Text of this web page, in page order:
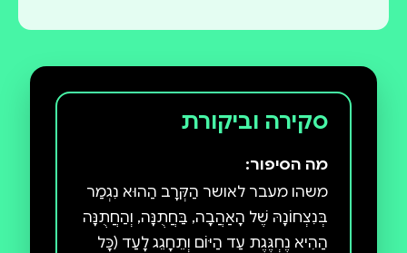
סקירה וביקורת
מה הסיפור:
משהו מעבר לאושר הַקְּרָב הַהוּא נִגְמַר
בְּנִצְחוֹנָהּ שֶׁל הָאַהֲבָה, בַּחֲתֻנָּה, וְהַחֲתֻנָּה
הַהִיא נֶחְגֶּגֶת עַד הַיּוֹם וְתֵחָגֵג לָעַד (כָּל